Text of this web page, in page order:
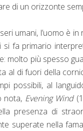
di un orizzonte
umani, l’uomo è
fa primario
molto più spesso
al di fuori della
possibili, al
nota, Evening Wind
presenza di
superate nella